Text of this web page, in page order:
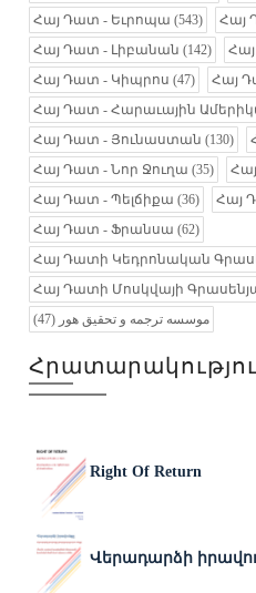
Հայ Դատ - Եւրոպա (543) Հայ
Հայ Դատ - Լիբանան (142)
Հայ Դատ - Կիպրոս (47) Հայ
Հայ Դատ - Հարաւային
Հայ Դատ - Յունաստան (130)
Հայ Դատ - Նոր Ջուղա (35)
Հայ Դատ - Պելճիքա (36) Հայ
Հայ Դատ - Ֆրանսա (62)
Հայ Դատի Կեդրոնական
Հայ Դատի Մոսկվայի
موسسه ترجمه و تحقیق هور (47)
Right Of Return
Վերադարձի